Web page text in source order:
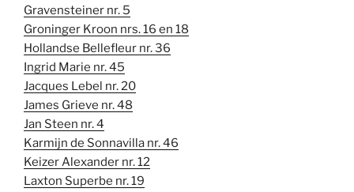
Gravensteiner nr. 5
Groninger Kroon nrs. 16 en 18
Hollandse Bellefleur nr. 36
Ingrid Marie nr. 45
Jacques Lebel nr. 20
James Grieve nr. 48
Jan Steen nr. 4
Karmijn de Sonnavilla nr. 46
Keizer Alexander nr. 12
Laxton Superbe nr. 19